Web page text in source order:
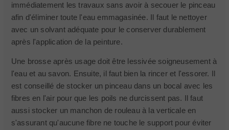
immédiatement les travaux sans avoir à secouer le pinceau
afin d'éliminer toute l'eau emmagasinée. Il faut le nettoyer
avec un solvant adéquate pour le conserver durablement
après l'application de la peinture.
Une brosse après usage doit être lessivée soigneusement à
l'eau et au savon. Ensuite, il faut bien la rincer et l'essorer. Il
est conseillé de stocker un pinceau dans un bocal avec les
fibres en l'air pour que les poils ne durcissent pas. Il faut
aussi stocker un manchon de rouleau à la verticale en
s'assurant qu'aucune fibre ne touche le support pour éviter